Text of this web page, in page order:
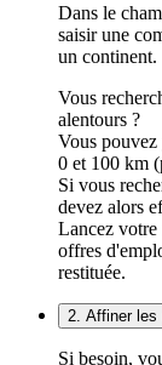
Dans le
saisir une
un continent.
Vous
alentours ?
Vous pouvez
0 et 100 km
Si vous
devez alors
Lancez votre
offres
restituée.
2. Affiner les
Si besoin,